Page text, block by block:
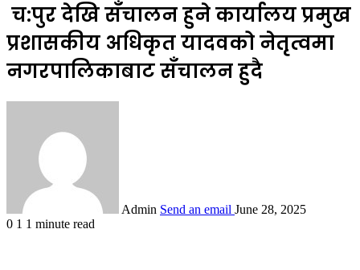
च:पुर देखि सँचालन हुने कार्यालय प्रमुख
प्रशासकीय अधिकृत यादवको नेतृत्वमा
नगरपालिकाबाट सँचालन हुदै
Admin Send an email June 28, 2025
0 1 1 minute read